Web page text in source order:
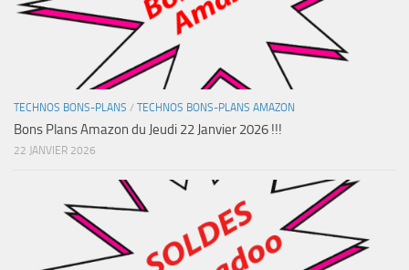
TECHNOS BONS-PLANS / TECHNOS BONS-PLANS AMAZON
Bons Plans Amazon du Jeudi 22 Janvier 2026 !!!
22 JANVIER 2026